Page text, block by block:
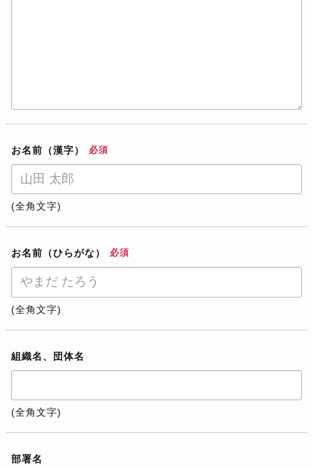
お名前（漢字） 必須
(全角文字)
お名前（ひらがな） 必須
(全角文字)
組織名、団体名
(全角文字)
部署名